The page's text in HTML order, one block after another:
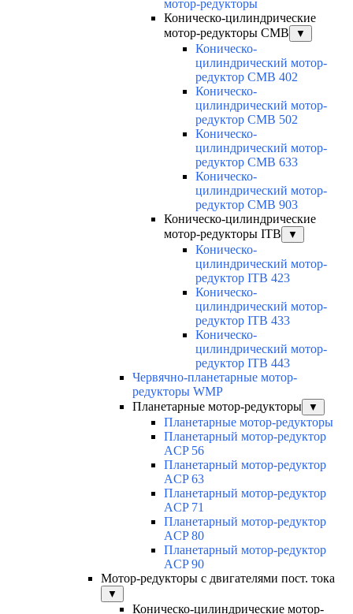
мотор-редукторы
Коническо-цилиндрические
мотор-редукторы CMB
▼
Коническо-
цилиндрический мотор-
редуктор CMB 402
Коническо-
цилиндрический мотор-
редуктор CMB 502
Коническо-
цилиндрический мотор-
редуктор CMB 633
Коническо-
цилиндрический мотор-
редуктор CMB 903
Коническо-цилиндрические
мотор-редукторы ITB
▼
Коническо-
цилиндрический мотор-
редуктор ITB 423
Коническо-
цилиндрический мотор-
редуктор ITB 433
Коническо-
цилиндрический мотор-
редуктор ITB 443
Червячно-планетарные мотор-
редукторы WMP
Планетарные мотор-редукторы
▼
Планетарные мотор-редукторы
Планетарный мотор-редуктор
ACP 56
Планетарный мотор-редуктор
ACP 63
Планетарный мотор-редуктор
ACP 71
Планетарный мотор-редуктор
ACP 80
Планетарный мотор-редуктор
ACP 90
Мотор-редукторы с двигателями пост. тока
▼
Коническо-цилиндрические мотор-